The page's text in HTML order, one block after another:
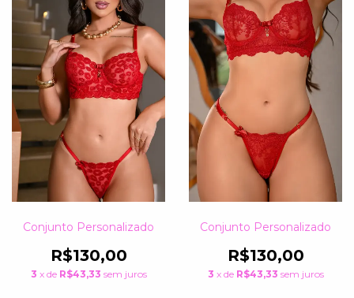
Conjunto Personalizado
R$130,00
3 x de R$43,33 sem juros
Conjunto Personalizado
R$130,00
3 x de R$43,33 sem juros